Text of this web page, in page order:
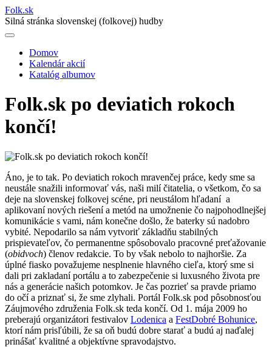
Folk.sk
Silná stránka slovenskej (folkovej) hudby
Main
navigation
Domov
Kalendár akcií
Katalóg albumov
Folk.sk po deviatich rokoch
končí!
Áno, je to tak. Po deviatich rokoch mravenčej práce, kedy sme sa
neustále snažili informovať vás, naši milí čitatelia, o všetkom, čo sa
deje na slovenskej folkovej scéne, pri neustálom hľadaní a
aplikovaní nových riešení a metód na umožnenie čo najpohodlnejšej
komunikácie s vami, nám konečne došlo, že baterky sú nadobro
vybité. Nepodarilo sa nám vytvoriť základňu stabilných
prispievateľov, čo permanentne spôsobovalo pracovné preťažovanie
(obidvoch) členov redakcie. To by však nebolo to najhoršie. Za
úplné fiasko považujeme nesplnenie hlavného cieľa, ktorý sme si
dali pri zakladaní portálu a to zabezpečenie si luxusného života pre
nás a generácie našich potomkov. Je čas pozrieť sa pravde priamo
do očí a priznať si, že sme zlyhali. Portál Folk.sk pod pôsobnosťou
Záujmového združenia Folk.sk teda končí. Od 1. mája 2009 ho
preberajú organizátori festivalov Lodenica a FestDobré Bohunice,
ktorí nám prisľúbili, že sa oň budú dobre starať a budú aj naďalej
prinášať kvalitné a objektívne spravodajstvo.